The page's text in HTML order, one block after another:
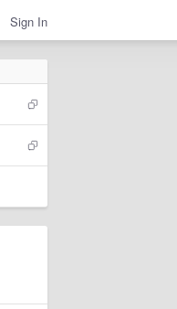
Sign In